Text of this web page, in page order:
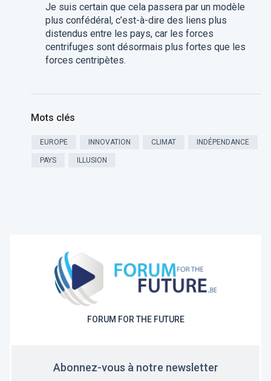
Je suis certain que cela passera par un modèle
plus confédéral, c’est-à-dire des liens plus
distendus entre les pays, car les forces
centrifuges sont désormais plus fortes que les
forces centripètes.
Mots clés
EUROPE INNOVATION CLIMAT INDÉPENDANCE
PAYS ILLUSION
FORUM FOR THE FUTURE
Abonnez-vous à notre newsletter